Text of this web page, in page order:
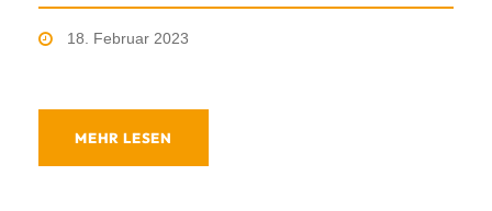
18. Februar 2023
MEHR LESEN